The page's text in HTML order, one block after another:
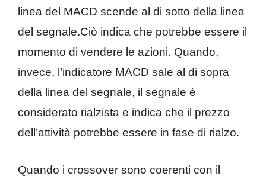
linea del MACD scende al di sotto della linea
del segnale.Ciò indica che potrebbe essere il
momento di vendere le azioni. Quando,
invece, l’indicatore MACD sale al di sopra
della linea del segnale, il segnale è
considerato rialzista e indica che il prezzo
dell’attività potrebbe essere in fase di rialzo.
Quando i crossover sono coerenti con il